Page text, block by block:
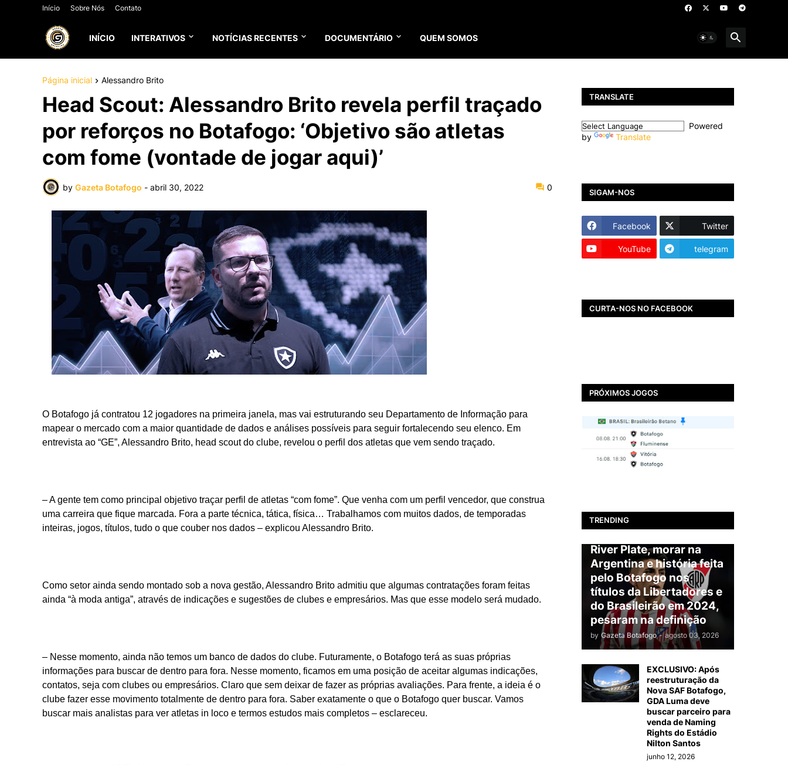
Início Sobre Nós Contato
INÍCIO INTERATIVOS NOTÍCIAS RECENTES DOCUMENTÁRIO QUEM SOMOS
Página inicial Alessandro Brito
Head Scout: Alessandro Brito revela perfil traçado
por reforços no Botafogo: ‘Objetivo são atletas
com fome (vontade de jogar aqui)’
by Gazeta Botafogo - abril 30, 2022 0
O Botafogo já contratou 12 jogadores na primeira janela, mas vai estruturando seu Departamento de Informação para
mapear o mercado com a maior quantidade de dados e análises possíveis para seguir fortalecendo seu elenco. Em
entrevista ao “GE”, Alessandro Brito, head scout do clube, revelou o perfil dos atletas que vem sendo traçado.
– A gente tem como principal objetivo traçar perfil de atletas “com fome”. Que venha com um perfil vencedor, que construa
uma carreira que fique marcada. Fora a parte técnica, tática, física… Trabalhamos com muitos dados, de temporadas
inteiras, jogos, títulos, tudo o que couber nos dados – explicou Alessandro Brito.
Como setor ainda sendo montado sob a nova gestão, Alessandro Brito admitiu que algumas contratações foram feitas
ainda “à moda antiga”, através de indicações e sugestões de clubes e empresários. Mas que esse modelo será mudado.
– Nesse momento, ainda não temos um banco de dados do clube. Futuramente, o Botafogo terá as suas próprias
informações para buscar de dentro para fora. Nesse momento, ficamos em uma posição de aceitar algumas indicações,
contatos, seja com clubes ou empresários. Claro que sem deixar de fazer as próprias avaliações. Para frente, a ideia é o
clube fazer esse movimento totalmente de dentro para fora. Saber exatamente o que o Botafogo quer buscar. Vamos
buscar mais analistas para ver atletas in loco e termos estudos mais completos – esclareceu.
TRANSLATE
Powered
by
Translate
SIGAM-NOS
Facebook Twitter
YouTube telegram
CURTA-NOS NO FACEBOOK
PRÓXIMOS JOGOS
TRENDING
Nada! Thiago Ezequiel
River Plate, morar na
Argentina e história feita
pelo Botafogo nos
títulos da Libertadores e
do Brasileirão em 2024,
pesaram na definição
by Gazeta Botafogo - agosto 03, 2026
EXCLUSIVO: Após
reestruturação da
Nova SAF Botafogo,
GDA Luma deve
buscar parceiro para
venda de Naming
Rights do Estádio
Nilton Santos
junho 12, 2026